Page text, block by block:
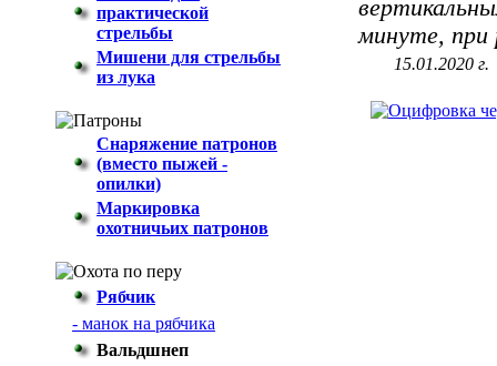
практической
стрельбы
Мишени для стрельбы
из лука
Снаряжение патронов
(вместо пыжей -
опилки)
Маркировка
охотничьих патронов
Рябчик
- манок на рябчика
Вальдшнеп
минуте, при
15.01.2020 г.